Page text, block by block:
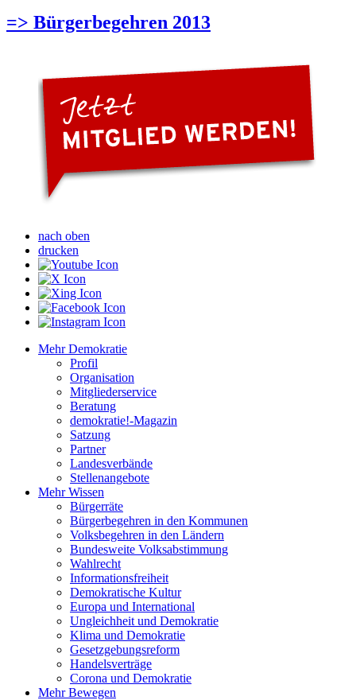
=> Bürgerbegehren 2013
nach oben
drucken
Mehr Demokratie
Profil
Organisation
Mitgliederservice
Beratung
demokratie!-Magazin
Satzung
Partner
Landesverbände
Stellenangebote
Mehr Wissen
Bürgerräte
Bürgerbegehren in den Kommunen
Volksbegehren in den Ländern
Bundesweite Volksabstimmung
Wahlrecht
Informationsfreiheit
Demokratische Kultur
Europa und International
Ungleichheit und Demokratie
Klima und Demokratie
Gesetzgebungsreform
Handelsverträge
Corona und Demokratie
Mehr Bewegen